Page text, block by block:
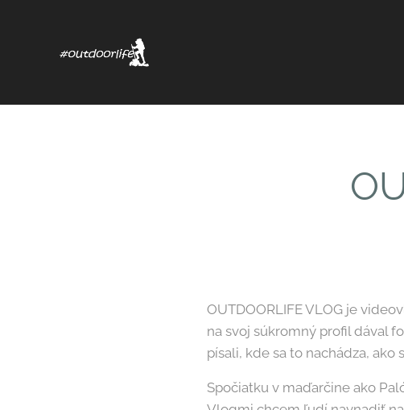
OUTDOORLIFE VLOG je
na svoj súkromný profil dával
písali, kde sa to nachádza, ako
Spočiatku v maďarčine ako